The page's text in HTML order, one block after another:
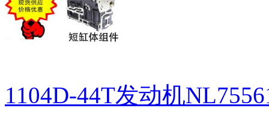
1104D-44T发动机